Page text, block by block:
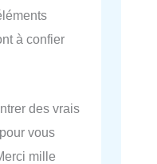
à confier
des vrais
vous
mille